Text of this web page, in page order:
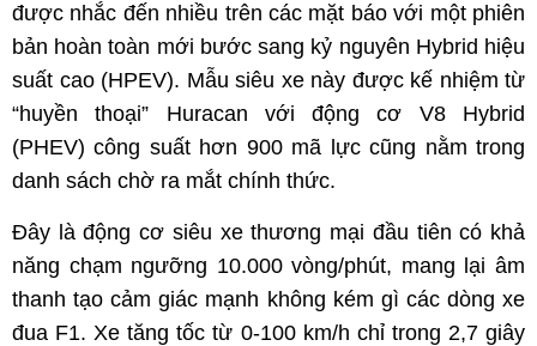
được nhắc đến nhiều trên các mặt báo với một phiên
bản hoàn toàn mới bước sang kỷ nguyên Hybrid hiệu
suất cao (HPEV). Mẫu siêu xe này được kế nhiệm từ
“huyền thoại” Huracan với động cơ V8 Hybrid
(PHEV) công suất hơn 900 mã lực cũng nằm trong
danh sách chờ ra mắt chính thức.
Đây là động cơ siêu xe thương mại đầu tiên có khả
năng chạm ngưỡng 10.000 vòng/phút, mang lại âm
thanh tạo cảm giác mạnh không kém gì các dòng xe
đua F1. Xe tăng tốc từ 0-100 km/h chỉ trong 2,7 giây